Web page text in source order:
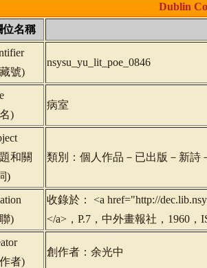
Dublin
位名稱
號)
nsysu_yu_lit_poe_0846
)
病室
和關
)
類別：個人作品－已出版－新詩
)
收錄於： <a href="http://
</a>，P.7，中外畫報社，1960，
者)
創作者：余光中